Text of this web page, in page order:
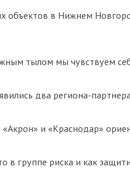
объектов в Нижнем
тылом мы чувствуем
два региона-
и «Краснодар»
в группе риска и как